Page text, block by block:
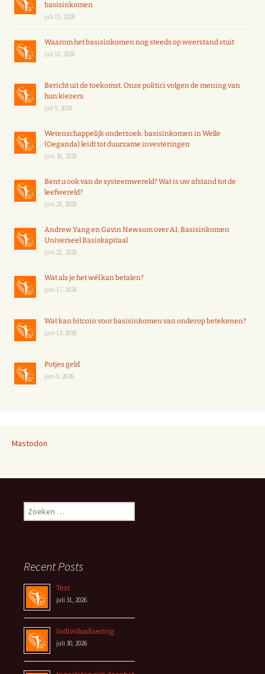
basisinkomen
juli 15, 2026
Waarom het basisinkomen nog steeds op weerstand stuit
juli 10, 2026
Bericht uit de toekomst. Onze politici volgen de mening van
hun kiezers.
juli 5, 2026
Wetenschappelijk onderzoek: basisinkomen in Welle
(Oeganda) leidt tot duurzame investeringen
juni 30, 2026
Bent u ook van de systeemwereld? Wat is uw afstand tot de
leefwereld?
juni 25, 2026
Andrew Yang en Gavin Newsom over AI, Basisinkomen
Universeel Basiskapitaal
juni 21, 2026
Wat als je het wél kan betalen?
juni 17, 2026
Wat kan bitcoin voor basisinkomen van onderop betekenen?
juni 13, 2026
Potjes geld
juni 9, 2026
Mastodon
Zoeken
naar:
Recent Posts
Test
juli 31, 2026
Individualisering
juli 30, 2026